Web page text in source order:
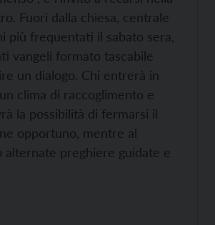
Fuori dalla chiesa, centrale
più frequentati il sabato sera,
vangeli formato tascabile
un dialogo. Chi entrerà in
clima di raccoglimento e
la possibilità di fermarsi il
opportuno, mentre al
alternate preghiere guidate e